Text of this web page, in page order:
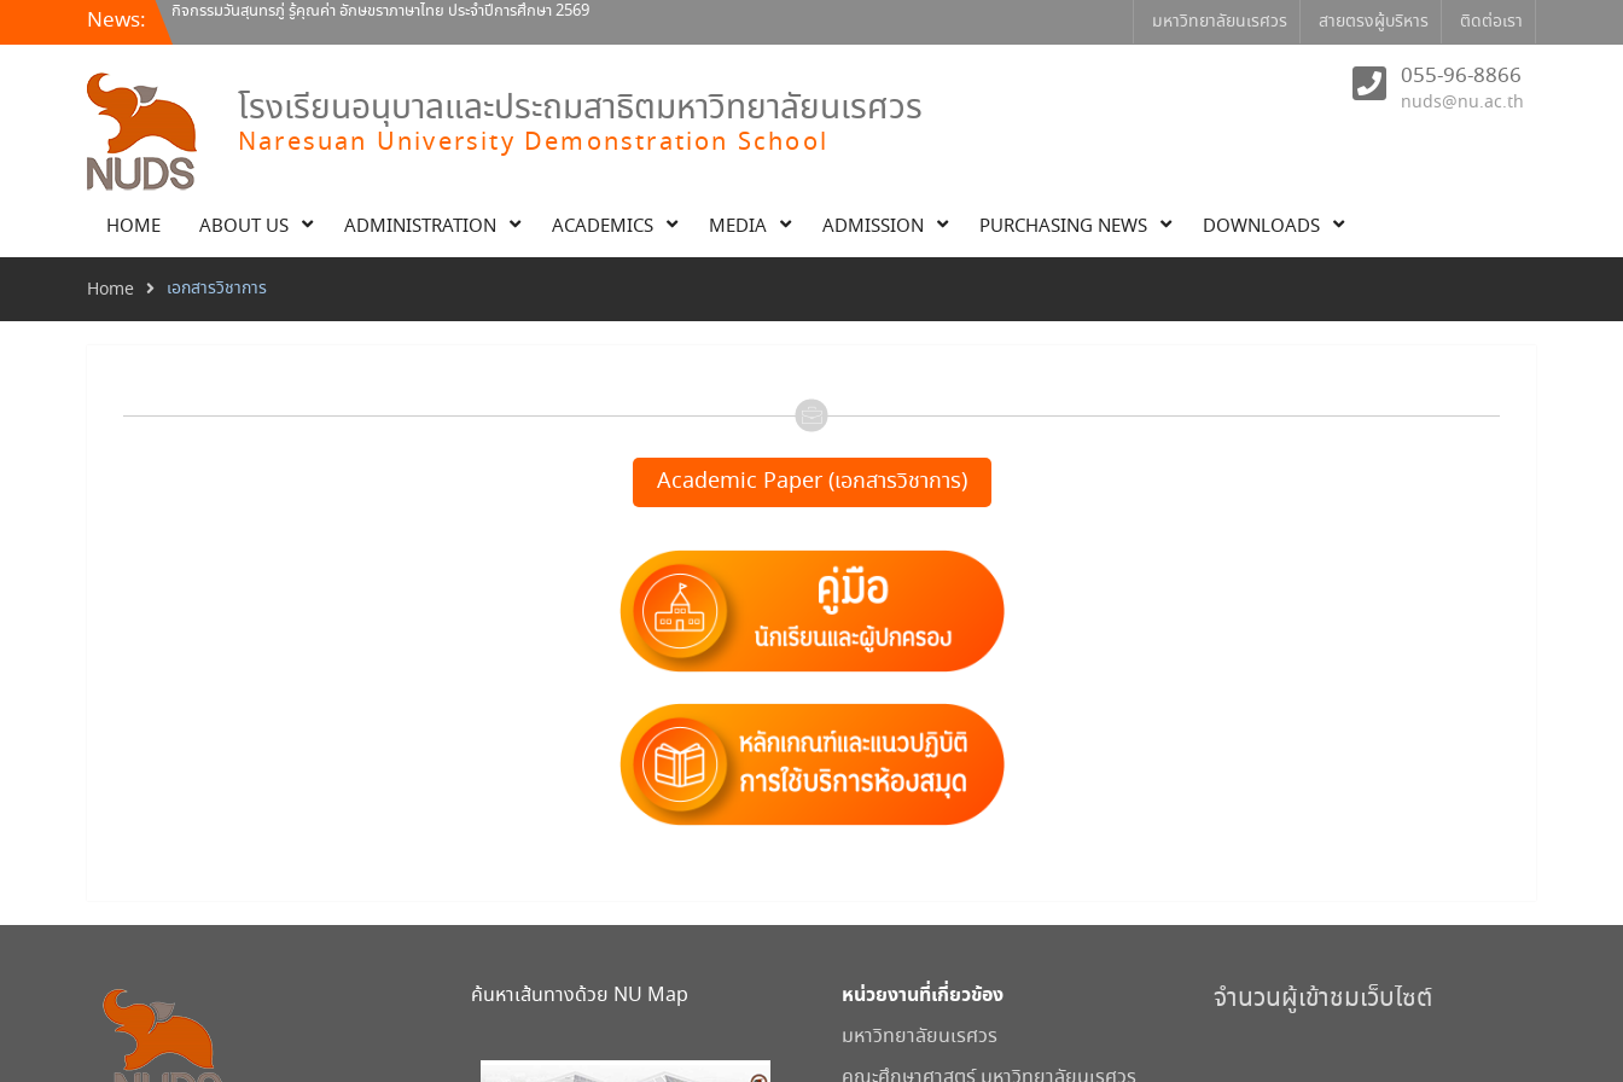
content
News: กิจกรรมวันสุนทรภู่ รู้คุณค่า อักษขราภาษาไทย ประจำปีการศึกษา 2569
เจ้าอยู่หัว
มหาวิทยาลัยนเรศวร สายตรงผู้บริหาร ติดต่อเรา
โรงเรียนอนุบาลและประถมสาธิตมหาวิทยาลัยนเรศวร
Naresuan University Demonstration School
055-96-8866
nuds@nu.ac.th
HOME ABOUT US ADMINISTRATION ACADEMICS MEDIA ADMISSION PURCHASING NEWS DOWNLOADS
Home เอกสารวิชาการ
Academic Paper (เอกสารวิชาการ)
ค้นหาเส้นทางด้วย NU Map หน่วยงานที่เกี่ยวข้อง
มหาวิทยาลัยนเรศวร
จำนวนผู้เข้าชมเว็บไซต์